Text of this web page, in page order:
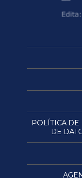
POLÍTICA DE
DE